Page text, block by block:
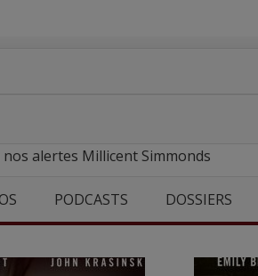
alertes Millicent Simmonds
PODCASTS DOSSIERS